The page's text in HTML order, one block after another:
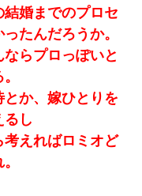
婚までのプロセ
たんだろうか。
らプロっぽいと
か、嫁ひとりを
るし
考えればロミオど